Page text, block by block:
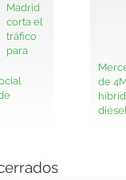
Madrid
corta el
tráfico
para
de